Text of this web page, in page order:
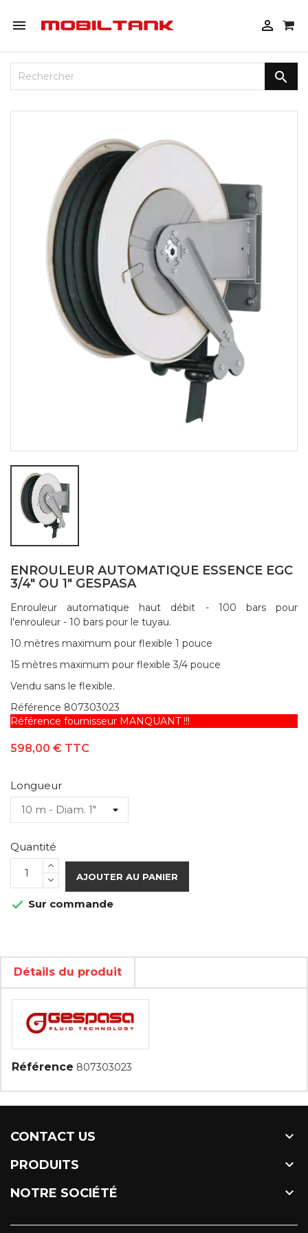
 

ENROULEUR AUTOMATIQUE ESSENCE EGC
3/4" OU 1" GESPASA
Enrouleur automatique haut débit - 100 bars pour
l'enrouleur - 10 bars pour le tuyau.
10 mètres maximum pour flexible 1 pouce
15 mètres maximum pour flexible 3/4 pouce
Vendu sans le flexible.
Référence 807303023
Référence fournisseur MANQUANT !!!
598,00 € TTC
Longueur
Quantité
AJOUTER AU PANIER
 Sur commande
Détails du produit
Référence 807303023
CONTACT US 
PRODUITS 
NOTRE SOCIÉTÉ 